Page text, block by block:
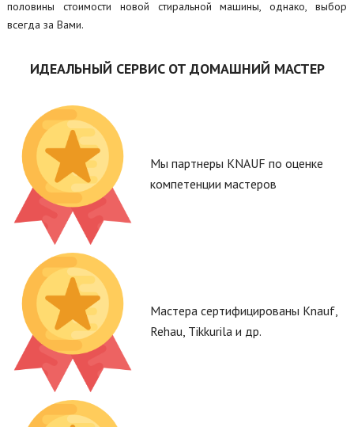
половины стоимости новой стиральной машины, однако, выбор
всегда за Вами.
ИДЕАЛЬНЫЙ СЕРВИС ОТ ДОМАШНИЙ МАСТЕР
Мы партнеры KNAUF по оценке
компетенции мастеров
Мастера сертифицированы Knauf,
Rehau, Tikkurila и др.